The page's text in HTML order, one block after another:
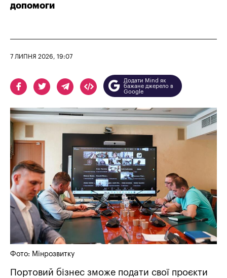
допомоги
7 ЛИПНЯ 2026, 19:07
Додати Mind як
бажане джерело в
Google
Фото: Мінрозвитку
Портовий бізнес зможе подати свої проєкти